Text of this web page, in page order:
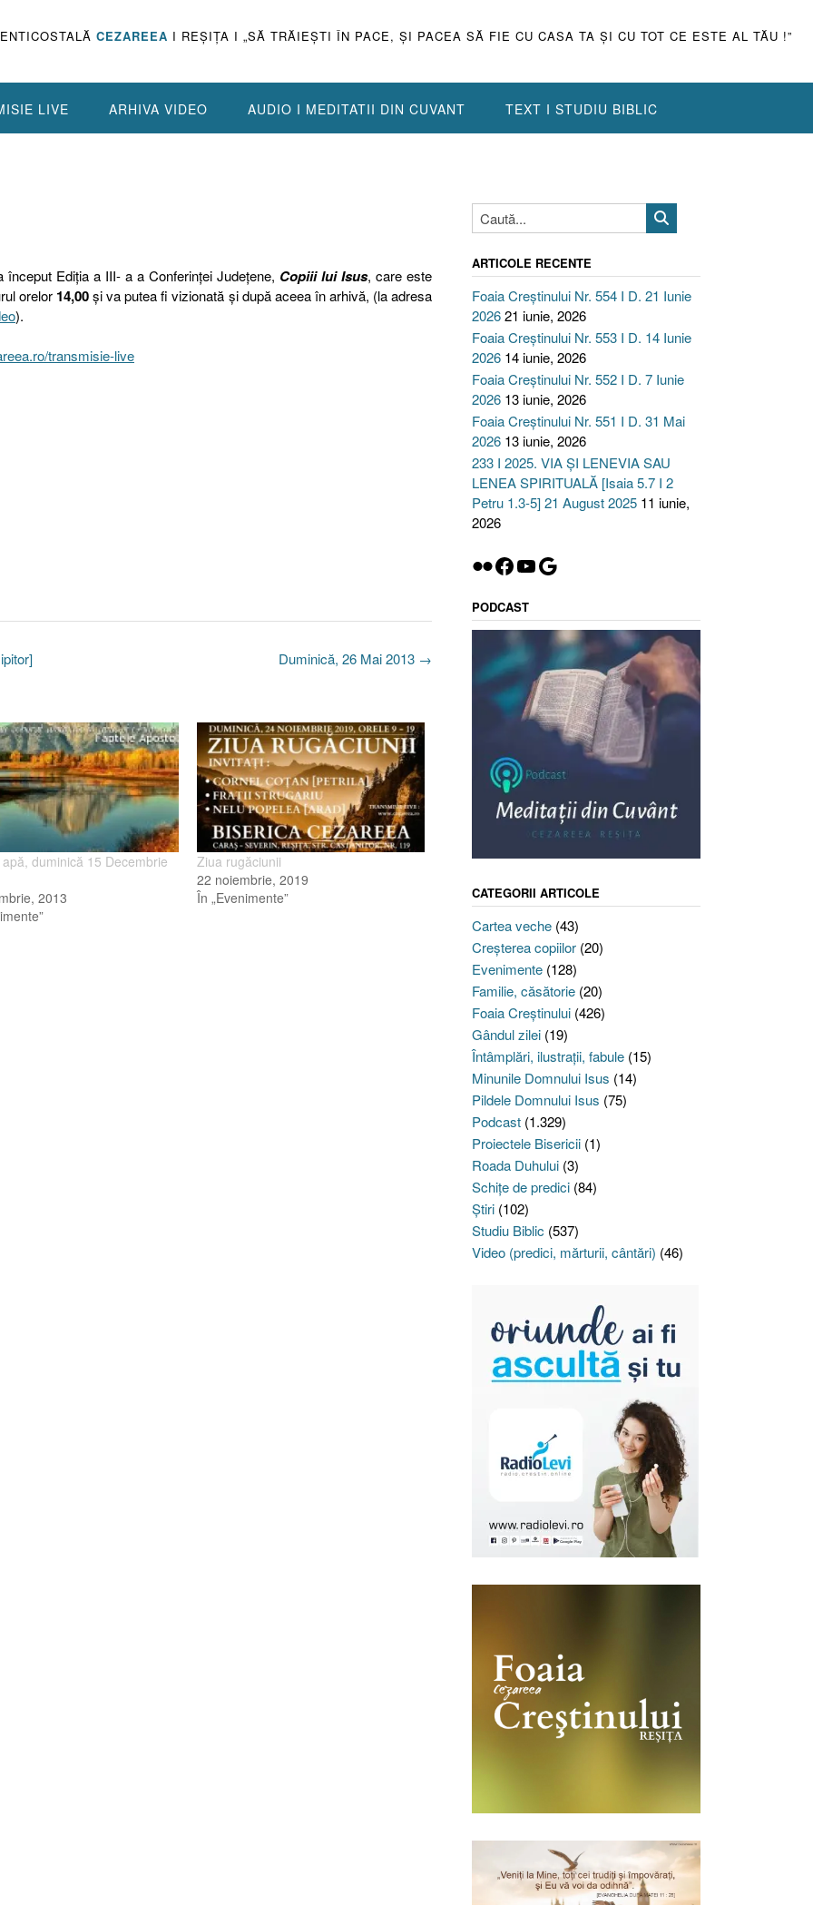
CEZAREEA I REŞIŢA I „SĂ TRĂIEŞTI ÎN PACE, ŞI PACEA SĂ FIE CU CASA TA ŞI CU TOT CE ESTE AL TĂU !”
LIVE ARHIVA VIDEO AUDIO I MEDITATII DIN CUVANT TEXT I STUDIU BIBLIC
început Ediţia a III- a a Conferinţei Judeţene, Copiii lui Isus, care este
orelor 14,00şi va putea fi vizionată şi după aceea în arhivă, (la adresa
).
transmisie-live
Duminică, 26 Mai 2013 →
duminică 15 Decembrie
2013
Ziua rugăciunii
22 noiembrie, 2019
În „Evenimente”
ARTICOLE RECENTE
Foaia Creștinului Nr. 554 I D. 21 Iunie
202621 iunie, 2026
Foaia Creștinului Nr. 553 I D. 14 Iunie
2026 14 iunie, 2026
Foaia Creștinului Nr. 552 I D. 7 Iunie
2026 13 iunie, 2026
Foaia Creștinului Nr. 551 I D. 31 Mai
2026 13 iunie, 2026
233 I 2025. VIA ȘI LENEVIA SAU
LENEA SPIRITUALĂ [Isaia 5.7 I 2
Petru 1.3-5] 21 August 2025 11 iunie,
2026
Flickr
Facebook
YouTube
Google
PODCAST
CATEGORII ARTICOLE
Cartea veche(43)
Creşterea copiilor(20)
Evenimente(128)
Familie, căsătorie(20)
Foaia Creştinului(426)
Gândul zilei(19)
Întâmplări, ilustraţii, fabule(15)
Minunile Domnului Isus (14)
Pildele Domnului Isus (75)
Podcast(1.329)
Proiectele Bisericii(1)
Roada Duhului(3)
Schiţe de predici(84)
Ştiri(102)
Studiu Biblic (537)
Video (predici, mărturii, cântări) (46)